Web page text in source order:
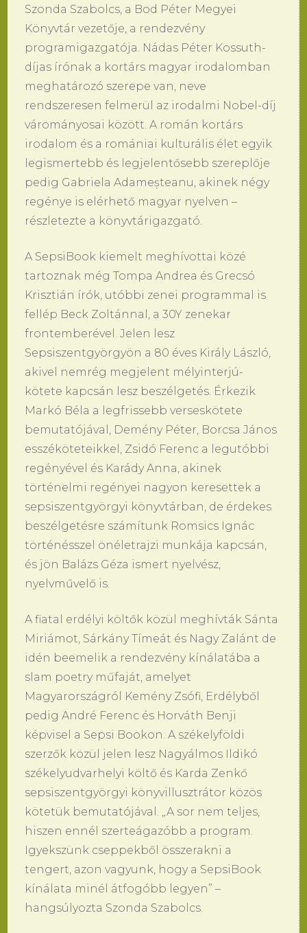
Szonda Szabolcs, a Bod Péter Megyei
Könyvtár vezetője, a rendezvény
programigazgatója. Nádas Péter Kossuth-
díjas írónak a kortárs magyar irodalomban
meghatározó szerepe van, neve
rendszeresen felmerül az irodalmi Nobel-díj
várományosai között. A román kortárs
irodalom és a romániai kulturális élet egyik
legismertebb és legjelentősebb szereplője
pedig Gabriela Adameșteanu, akinek négy
regénye is elérhető magyar nyelven –
részletezte a könyvtárigazgató.
A SepsiBook kiemelt meghívottai közé
tartoznak még Tompa Andrea és Grecsó
Krisztián írók, utóbbi zenei programmal is
fellép Beck Zoltánnal, a 30Y zenekar
frontemberével. Jelen lesz
Sepsiszentgyörgyön a 80 éves Király László,
akivel nemrég megjelent mélyinterjú-
kötete kapcsán lesz beszélgetés. Érkezik
Markó Béla a legfrissebb verseskötete
bemutatójával, Demény Péter, Borcsa János
esszéköteteikkel, Zsidó Ferenc a legutóbbi
regényével és Karády Anna, akinek
történelmi regényei nagyon keresettek a
sepsiszentgyörgyi könyvtárban, de érdekes
beszélgetésre számítunk Romsics Ignác
történésszel önéletrajzi munkája kapcsán,
és jön Balázs Géza ismert nyelvész,
nyelvművelő is.
A fiatal erdélyi költők közül meghívták Sánta
Miriámot, Sárkány Tímeát és Nagy Zalánt de
idén beemelik a rendezvény kínálatába a
slam poetry műfaját, amelyet
Magyarországról Kemény Zsófi, Erdélyből
pedig André Ferenc és Horváth Benji
képvisel a Sepsi Bookon. A székelyföldi
szerzők közül jelen lesz Nagyálmos Ildikó
székelyudvarhelyi költő és Karda Zenkő
sepsiszentgyörgyi könyvillusztrátor közös
kötetük bemutatójával. „A sor nem teljes,
hiszen ennél szerteágazóbb a program.
Igyekszünk cseppekből összerakni a
tengert, azon vagyunk, hogy a SepsiBook
kínálata minél átfogóbb legyen” –
hangsúlyozta Szonda Szabolcs.